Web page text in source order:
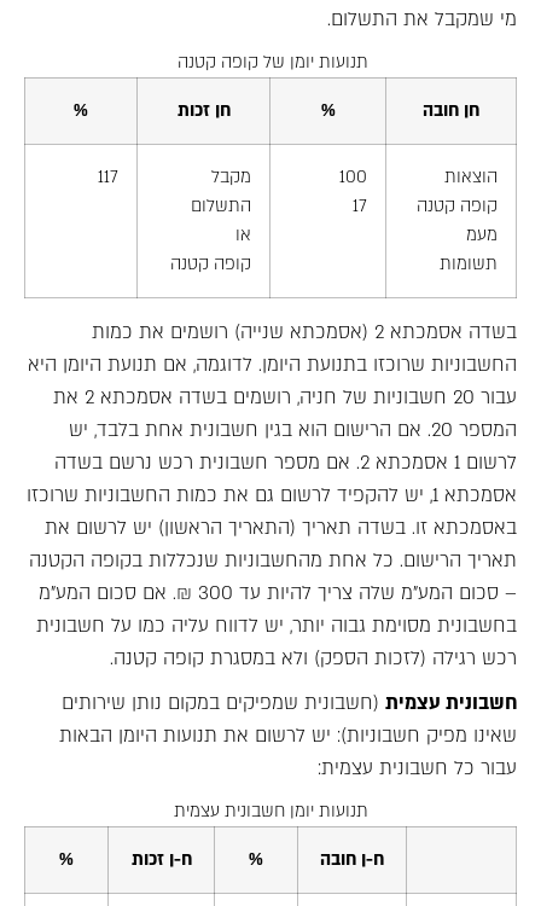
מי שמקבל את התשלום.
תנועות יומן של קופה קטנה
חן חובה % חן זכות %
הוצאות
קופה קטנה
מעמ
תשומות
100
17
מקבל
התשלום
או
קופה קטנה
117
בשדה אסמכתא 2 (אסמכתא שנייה) רושמים את כמות
החשבוניות שרוכזו בתנועת היומן. לדוגמה, אם תנועת היומן היא
עבור 20 חשבוניות של חניה, רושמים בשדה אסמכתא 2 את
המספר 20. אם הרישום הוא בגין חשבונית אחת בלבד, יש
לרשום 1 אסמכתא 2. אם מספר חשבונית רכש נרשם בשדה
אסמכתא 1, יש להקפיד לרשום גם את כמות החשבוניות שרוכזו
באסמכתא זו. בשדה תאריך (התאריך הראשון) יש לרשום את
תאריך הרישום. כל אחת מהחשבוניות שנכללות בקופה הקטנה
– סכום המע"מ שלה צריך להיות עד 300 ₪. אם סכום המע"מ
בחשבונית מסוימת גבוה יותר, יש לדווח עליה כמו על חשבונית
רכש רגילה (לזכות הספק) ולא במסגרת קופה קטנה.
חשבונית עצמית (חשבונית שמפיקים במקום נותן שירותים
שאינו מפיק חשבוניות): יש לרשום את תנועות היומן הבאות
עבור כל חשבונית עצמית:
תנועות יומן חשבונית עצמית
ח-ן חובה % ח-ן זכות %